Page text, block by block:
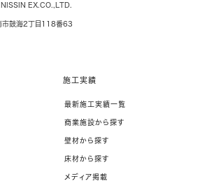
NISSIN EX.CO.,LTD.
鼓海2丁目118番63
施工実績
最新施工実績一覧
商業施設から探す
壁材から探す
床材から探す
メディア掲載